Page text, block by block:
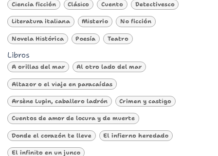
Ciencia ficción Clásico Cuento Detectivesco
Literatura italiana Misterio No ficción
Novela Histórica Poesía Teatro
Libros
A orillas del mar Al otro lado del mar
Altazor o el viaje en paracaídas
Arsène Lupin, caballero ladrón Crimen y castigo
Cuentos de amor de locura y de muerte
Donde el corazón te lleve El infierno heredado
El infinito en un junco